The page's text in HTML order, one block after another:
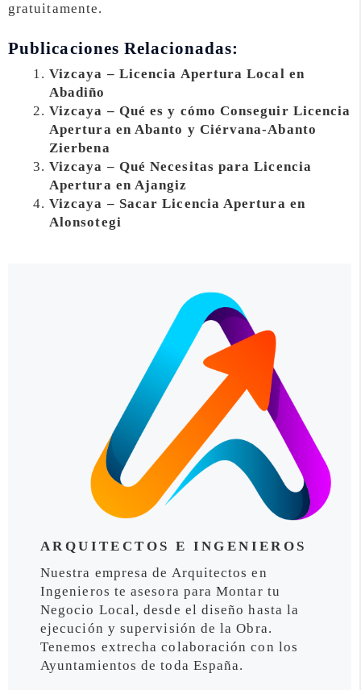
gratuitamente.
Publicaciones Relacionadas:
Vizcaya – Licencia Apertura Local en
Abadiño
Vizcaya – Qué es y cómo Conseguir Licencia
Apertura en Abanto y Ciérvana-Abanto
Zierbena
Vizcaya – Qué Necesitas para Licencia
Apertura en Ajangiz
Vizcaya – Sacar Licencia Apertura en
Alonsotegi
ARQUITECTOS E INGENIEROS
Nuestra empresa de Arquitectos en
Ingenieros te asesora para Montar tu
Negocio Local, desde el diseño hasta la
ejecución y supervisión de la Obra.
Tenemos extrecha colaboración con los
Ayuntamientos de toda España.